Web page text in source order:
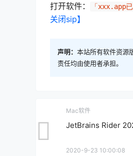
打开软件： 「xxx.app
关闭sip】
声明： 本站所有软件资源
责任均由使用者承担。
Mac软件
JetBrains Rider
2020-9-23 10:00:08